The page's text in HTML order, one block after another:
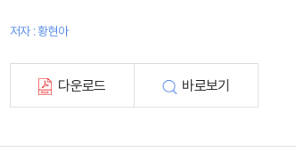
저자 : 황현아
다운로드 바로보기